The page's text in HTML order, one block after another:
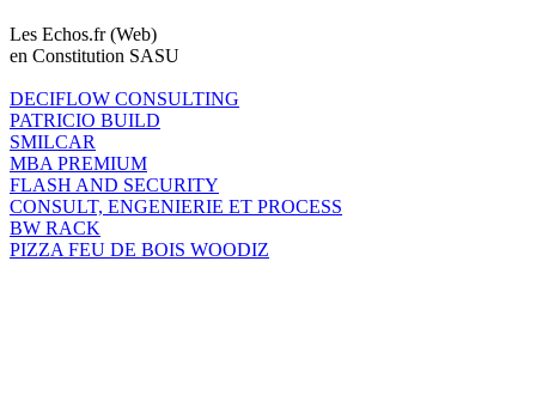
Les Echos.fr (Web)
en Constitution SASU
DECIFLOW CONSULTING
PATRICIO BUILD
SMILCAR
MBA PREMIUM
FLASH AND SECURITY
CONSULT, ENGENIERIE ET PROCESS
BW RACK
PIZZA FEU DE BOIS WOODIZ